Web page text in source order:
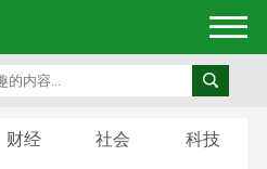
财经 社会 科技